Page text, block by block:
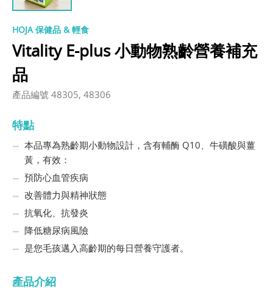
HOJA 保健品 & 輕食
Vitality E-plus 小動物熟齡營養補充
品
產品編號 48305, 48306
特點
本品專為熟齡期小動物設計，含有輔酶 Q10、牛磺酸與薑
黃，有效：
預防心血管疾病
改善體力與精神狀態
抗氧化、抗發炎
降低糖尿病風險
是您毛孩邁入高齡期的每日營養守護者。
產品介紹